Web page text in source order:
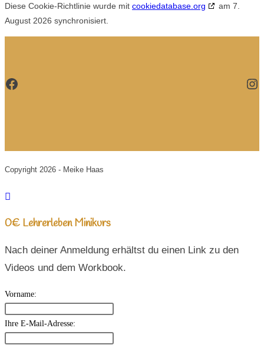
Diese Cookie-Richtlinie wurde mit cookiedatabase.org
am 7.
August 2026 synchronisiert.
Facebook
Copyright 2026 - Meike Haas
0€ Lehrerleben Minikurs
Nach deiner Anmeldung erhältst du einen Link zu den
Videos und dem Workbook.
Vorname:
Ihre E-Mail-Adresse: